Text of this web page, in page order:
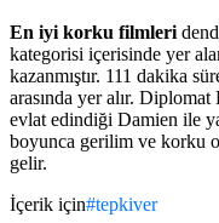
En iyi korku filmleri
kategorisi içerisinde yer
kazanmıştır. 111 dakika
arasında yer alır.
evlat edindiği Damien ile
boyunca gerilim ve korku
gelir.
İçerik için#tepkiver